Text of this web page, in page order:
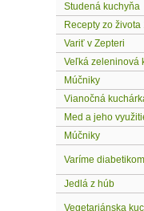
Studená kuchyňa
Recepty zo života
Variť v Zepteri
Veľká zeleninová
Múčniky
Vianočná
Med a jeho
Múčniky
Varíme diabetikom
Jedlá z húb
Vegetariánska